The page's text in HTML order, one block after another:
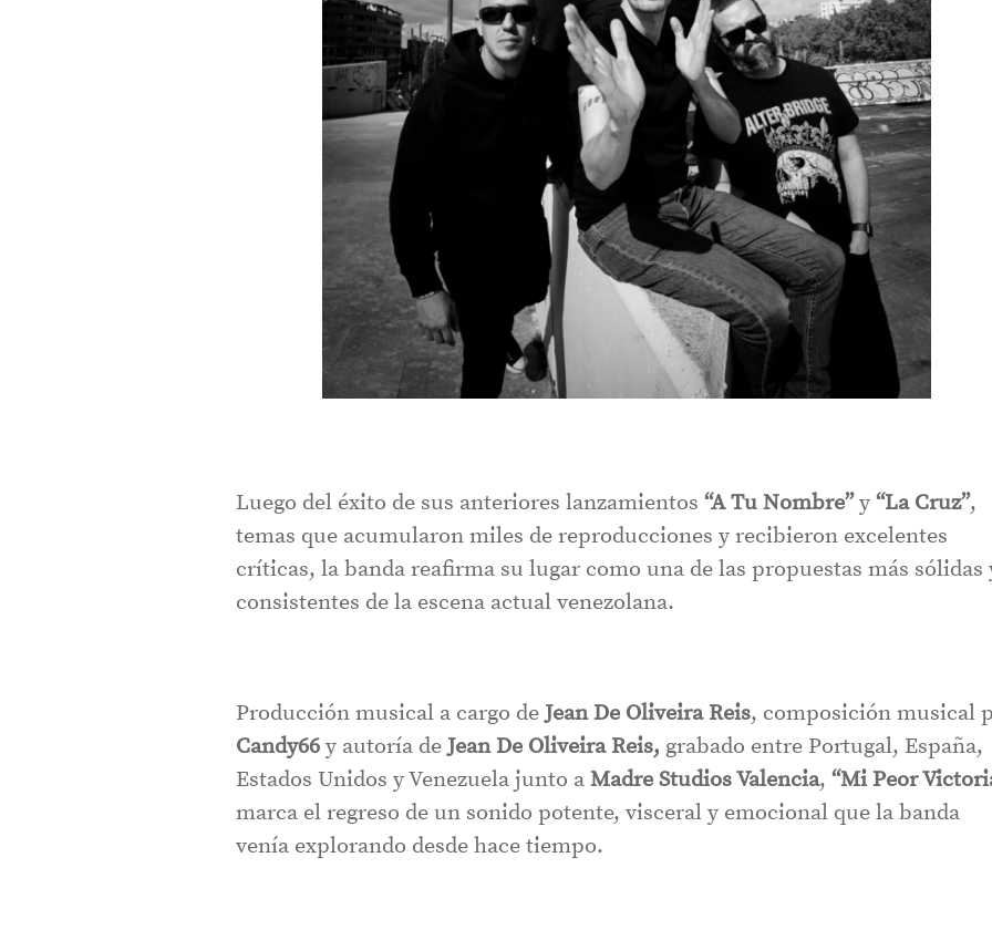
Luego del éxito de sus anteriores lanzamientos“A Tu Nombre”y“La Cruz”,
temas que acumularon miles de reproducciones y recibieron excelentes
críticas, la banda reafirma su lugar como una de las propuestas más sólidas
consistentes de la escena actual venezolana.
Producción musical a cargo deJean De Oliveira Reis, composición musical
Candy66 y autoría deJean De Oliveira Reis, grabado entre Portugal, España,
Estados Unidos y Venezuela junto aMadre Studios Valencia,“Mi Peor
marca el regreso de un sonido potente, visceral y emocional que la banda
venía explorando desde hace tiempo.